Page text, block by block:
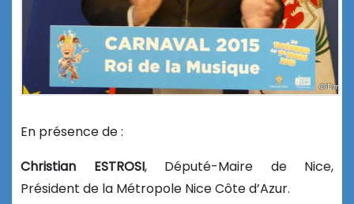
En présence de :
Christian ESTROSI, Député-Maire de Nice,
Président de la Métropole Nice Côte d’Azur.